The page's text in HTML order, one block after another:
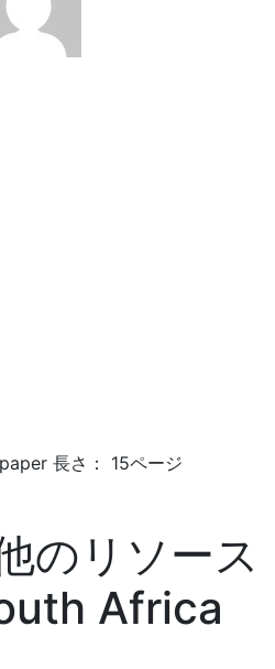
長さ： 15ページ
のリソース
Africa